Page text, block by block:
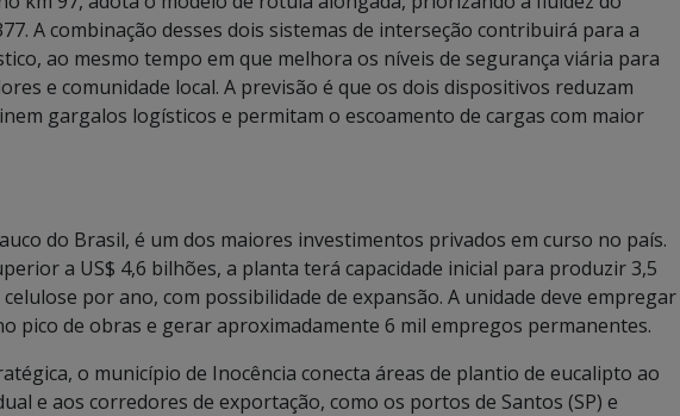
A combinação desses dois sistemas de interseção contribuirá para a
ao mesmo tempo em que melhora os níveis de segurança viária para
e comunidade local. A previsão é que os dois dispositivos reduzam
gargalos logísticos e permitam o escoamento de cargas com maior
do Brasil, é um dos maiores investimentos privados em curso no país.
a US$ 4,6 bilhões, a planta terá capacidade inicial para produzir 3,5
por ano, com possibilidade de expansão. A unidade deve empregar
pico de obras e gerar aproximadamente 6 mil empregos permanentes.
o município de Inocência conecta áreas de plantio de eucalipto ao
e aos corredores de exportação, como os portos de Santos (SP) e